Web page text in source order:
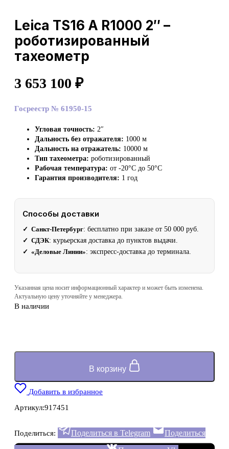
Leica TS16 A R1000 2″ –
роботизированный
тахеометр
3 653 100 ₽
Госреестр № 61950-15
Угловая точность: 2″
Дальность без отражателя: 1000 м
Дальность на отражатель: 10000 м
Тип тахеометра: роботизированный
Рабочая температура: от -20°C до 50°C
Гарантия производителя: 1 год
Способы доставки
✓ Санкт-Петербург: бесплатно при заказе от 50 000 руб.
✓ СДЭК: курьерская доставка до пунктов выдачи.
✓ «Деловые Линии»: экспресс‑доставка до терминала.
Указанная цена носит информационный характер и может быть изменена.
Актуальную цену уточняйте у менеджера.
В наличии
В корзину
Добавить в избранное
Артикул:917451
Поделиться: Поделиться в Telegram
Поделиться